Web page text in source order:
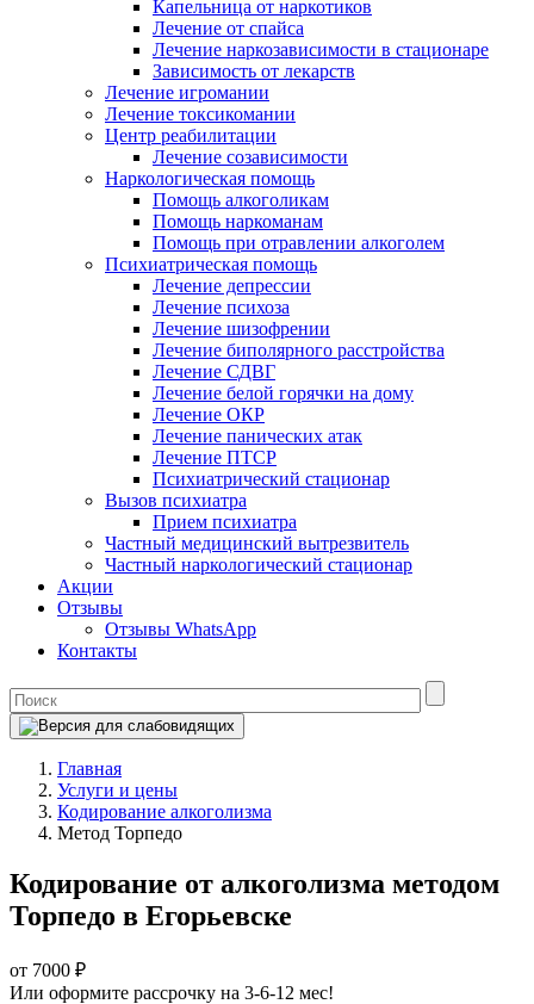
Капельница от наркотиков
Лечение от спайса
Лечение наркозависимости в стационаре
Зависимость от лекарств
Лечение игромании
Лечение токсикомании
Центр реабилитации
Лечение созависимости
Наркологическая помощь
Помощь алкоголикам
Помощь наркоманам
Помощь при отравлении алкоголем
Психиатрическая помощь
Лечение депрессии
Лечение психоза
Лечение шизофрении
Лечение биполярного расстройства
Лечение СДВГ
Лечение белой горячки на дому
Лечение ОКР
Лечение панических атак
Лечение ПТСР
Психиатрический стационар
Вызов психиатра
Прием психиатра
Частный медицинский вытрезвитель
Частный наркологический стационар
Акции
Отзывы
Отзывы WhatsApp
Контакты
Главная
Услуги и цены
Кодирование алкоголизма
Метод Торпедо
Кодирование от алкоголизма методом
Торпедо в Егорьевске
от 7000 ₽
Или оформите рассрочку на 3-6-12 мес!